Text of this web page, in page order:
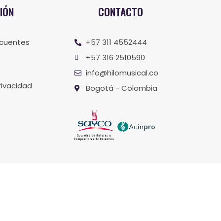
CONTACTO
+57 311 4552444
+57 316 2510590
info@hilomusical.co
Bogotá - Colombia